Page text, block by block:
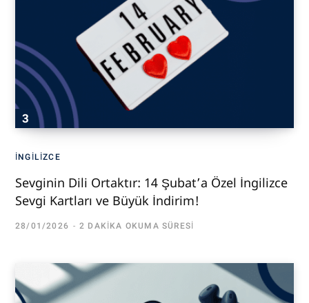
İNGILIZCE
Sevginin Dili Ortaktır: 14 Şubat’a Özel İngilizce
Sevgi Kartları ve Büyük İndirim!
28/01/2026 2 DAKIKA OKUMA SÜRESI